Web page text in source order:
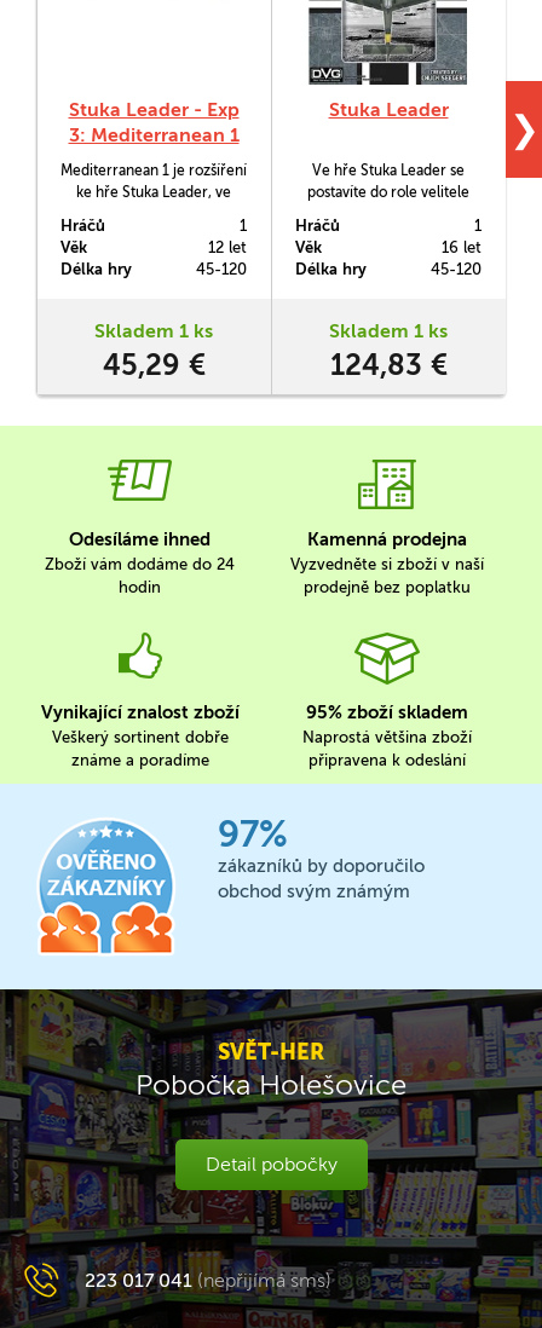
Stuka Leader - Exp
3: Mediterranean 1
Mediterranean 1 je rozšíření
ke hře Stuka Leader, ve
napínavé letecké bitvy vést
s letadly Gladiator a
Swordfish.
Hráčů
1
Věk
12 let
Délka hry
45-120
Skladem 1 ks
45,29 €
Stuka Leader
Ve hře Stuka Leader se
postavíte do role velitele
2. světové války.
Hráčů
1
Věk
16 let
Délka hry
45-120
Skladem 1 ks
124,83 €
❯
Odesíláme ihned
Zboží vám dodáme do 24
hodin
Kamenná prodejna
Vyzvedněte si zboží v naší
prodejně bez poplatku
Vynikající znalost zboží
Veškerý sortinent dobře
známe a poradíme
95% zboží skladem
Naprostá většina zboží
připravena k odeslání
97%
zákazníků by doporučilo
obchod svým známým
SVĚT-HER
Pobočka Holešovice
Detail pobočky
223 017 041 (nepřijímá sms)